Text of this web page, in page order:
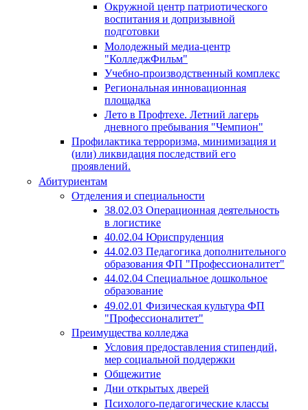
Окружной центр патриотического
воспитания и допризывной
подготовки
Молодежный медиа-центр
"КолледжФильм"
Учебно-производственный комплекс
Региональная инновационная
площадка
Лето в Профтехе. Летний лагерь
дневного пребывания "Чемпион"
Профилактика терроризма, минимизация и
(или) ликвидация последствий его
проявлений.
Абитуриентам
Отделения и специальности
38.02.03 Операционная деятельность
в логистике
40.02.04 Юриспруденция
44.02.03 Педагогика дополнительного
образования ФП "Профессионалитет"
44.02.04 Специальное дошкольное
образование
49.02.01 Физическая культура ФП
"Профессионалитет"
Преимущества колледжа
Условия предоставления стипендий,
мер социальной поддержки
Общежитие
Дни открытых дверей
Психолого-педагогические классы